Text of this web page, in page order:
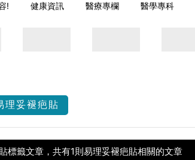
! 健康資訊 醫療專欄 醫學專科
理妥褪疤貼
標籤文章，共有1則易理妥褪疤貼相關的文章